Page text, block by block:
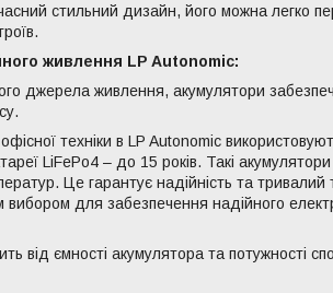
стильний дизайн, його можна легко
живлення LP Autonomic:
джерела живлення, акумулятори
техніки в LP Autonomic
LiFePo4 – до 15 років. Такі акумулятори
Це гарантує надійність та тривалий
для забезпечення надійного
від ємності акумулятора та потужності